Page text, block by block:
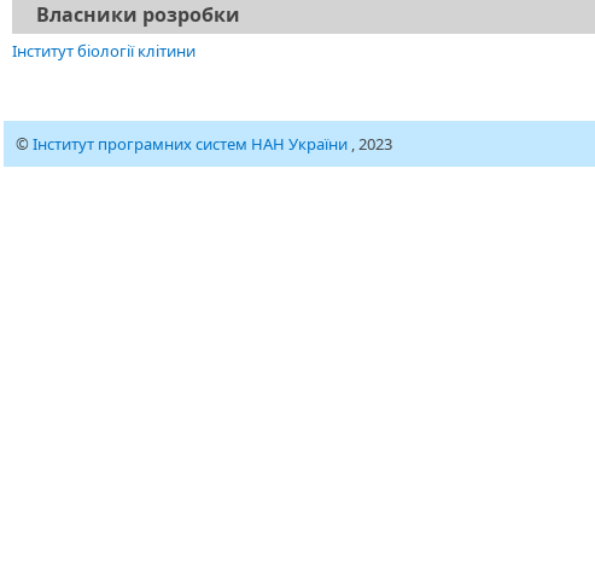
Власники розробки
Інститут біології клітини
©Інститут програмних систем НАН України , 2023